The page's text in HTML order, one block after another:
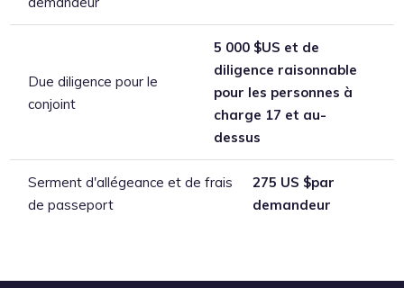
Due diligence pour le
conjoint
5 000 $US et de
diligence raisonnable
pour les personnes à
charge 17 et au-
dessus
Serment d'allégeance et de frais
de passeport
275 US $par
demandeur